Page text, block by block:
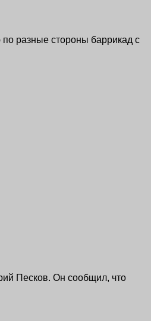
разные стороны баррикад с
Песков. Он сообщил, что